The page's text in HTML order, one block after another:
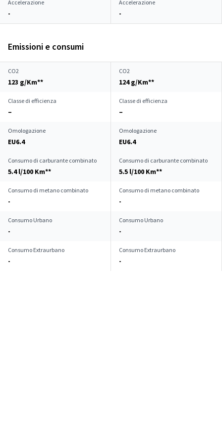
Accelerazione
-
Accelerazione
-
Emissioni e consumi
CO2
123 g/Km**
CO2
124 g/Km**
Classe di efficienza
–
Classe di efficienza
–
Omologazione
EU6.4
Omologazione
EU6.4
Consumo di carburante combinato
5.4 l/100 Km**
Consumo di carburante combinato
5.5 l/100 Km**
Consumo di metano combinato
-
Consumo di metano combinato
-
Consumo Urbano
-
Consumo Urbano
-
Consumo Extraurbano
-
Consumo Extraurbano
-